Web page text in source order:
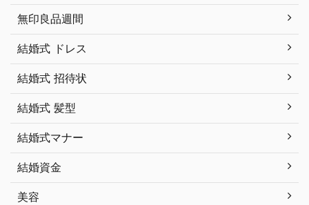
無印良品週間
結婚式 ドレス
結婚式 招待状
結婚式 髪型
結婚式マナー
結婚資金
美容